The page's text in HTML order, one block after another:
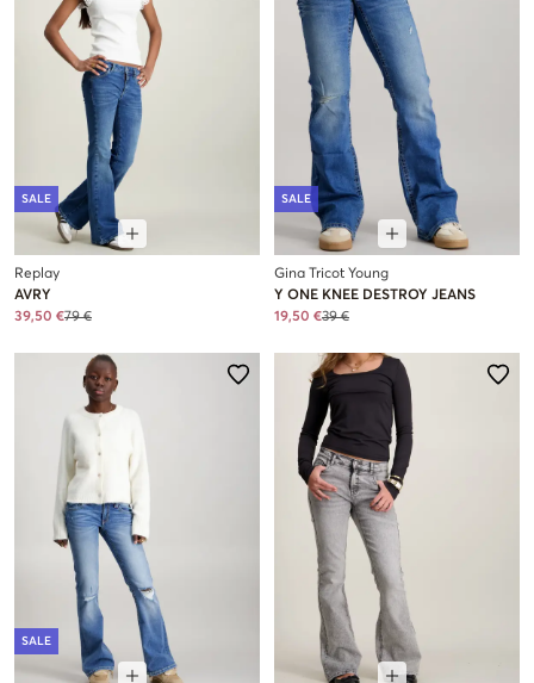
SALE
Replay
AVRY
39,50 €79 €
SALE
Gina Tricot Young
Y ONE KNEE DESTROY JEANS
19,50 €39 €
SALE